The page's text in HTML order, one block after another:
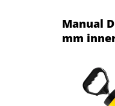
Manual
mm